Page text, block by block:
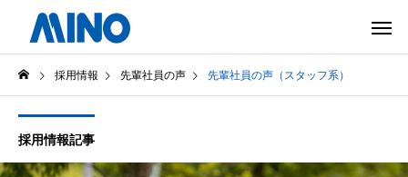
採用情報 先輩社員の声 先輩社員の声（スタッフ系）
採用情報記事